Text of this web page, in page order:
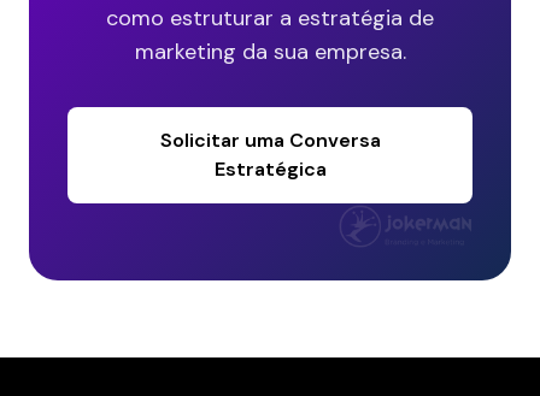
como estruturar a estratégia de
marketing da sua empresa.
Solicitar uma Conversa
Estratégica